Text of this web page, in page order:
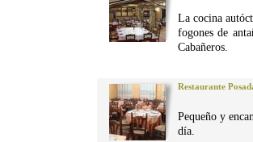
La cocina
fogones de
Cabañeros.
Restaurante
Pequeño y
día.